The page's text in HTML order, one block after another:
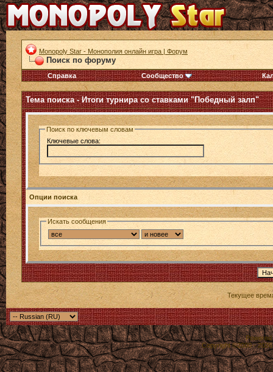
Monopoly Star - Монополия онлайн игра | Форум
Поиск по форуму
Справка Сообщество
Тема поиска -Итоги турнира со ставками "Победный залп"
Поиск по ключевым словам
Ключевые слова:
Опции поиска
Искать сообщения
Текущее
Powered
Copyright ©2000 -